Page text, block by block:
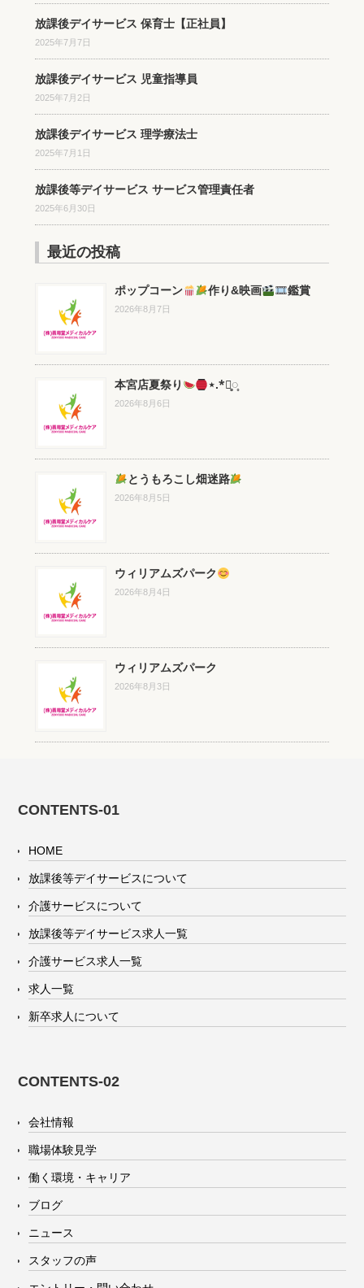
放課後デイサービス 保育士【正社員】
2025年7月7日
放課後デイサービス 児童指導員
2025年7月2日
放課後デイサービス 理学療法士
2025年7月1日
放課後等デイサービス サービス管理責任者
2025年6月30日
最近の投稿
ポップコーン 作り&映画 鑑賞
2026年8月7日
本宮店夏祭り ⋆.*⃝̥◌̥
2026年8月6日
とうもろこし畑迷路
2026年8月5日
ウィリアムズパーク
2026年8月4日
ウィリアムズパーク
2026年8月3日
CONTENTS-01
HOME
放課後等デイサービスについて
介護サービスについて
放課後等デイサービス求人一覧
介護サービス求人一覧
求人一覧
新卒求人について
CONTENTS-02
会社情報
職場体験見学
働く環境・キャリア
ブログ
ニュース
スタッフの声